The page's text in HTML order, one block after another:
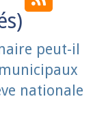
peut-il
nationale